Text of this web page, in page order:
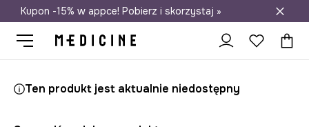
Darmowa dostawa do salonów
Kupon -15% w appce! Pobierz i skorzystaj »
Ten produkt jest aktualnie niedostępny